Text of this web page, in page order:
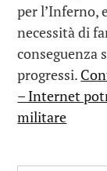
per l’Inferno,
necessità di
conseguenza
progressi.
– Internet
militare